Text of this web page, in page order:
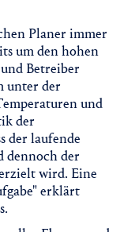
Planer immer
um den hohen
Betreiber
unter der
und
der
der laufende
dennoch der
wird. Eine
erklärt